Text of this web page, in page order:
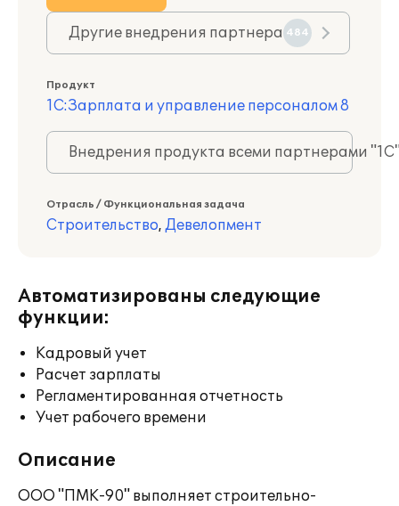
Другие внедрения партнера 484
Продукт
1С:Зарплата и управление персоналом 8
Внедрения продукта всеми партнерами
Отрасль / Функциональная задача
Строительство, Девелопмент
Автоматизированы следующие
функции:
Кадровый учет
Расчет зарплаты
Регламентированная отчетность
Учет рабочего времени
Описание
ООО "ПМК-90" выполняет строительно-